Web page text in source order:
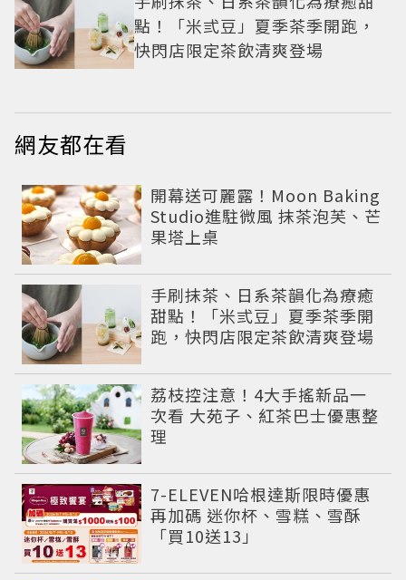
點！「米弎豆」夏季茶季開跑，
快閃店限定茶飲清爽登場
網友都在看
開幕送可麗露！Moon Baking
Studio進駐微風 抹茶泡芙、芒
果塔上桌
手刷抹茶、日系茶韻化為療癒
甜點！「米弎豆」夏季茶季開
跑，快閃店限定茶飲清爽登場
荔枝控注意！4大手搖新品一
次看 大苑子、紅茶巴士優惠整
理
7-ELEVEN哈根達斯限時優惠
再加碼 迷你杯、雪糕、雪酥
「買10送13」